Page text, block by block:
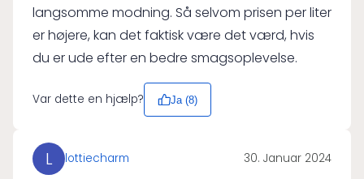
langsomme modning. Så selvom prisen per liter
er højere, kan det faktisk være det værd, hvis
du er ude efter en bedre smagsoplevelse.
Var dette en hjælp? Ja (8)
L lottiecharm 30. Januar 2024